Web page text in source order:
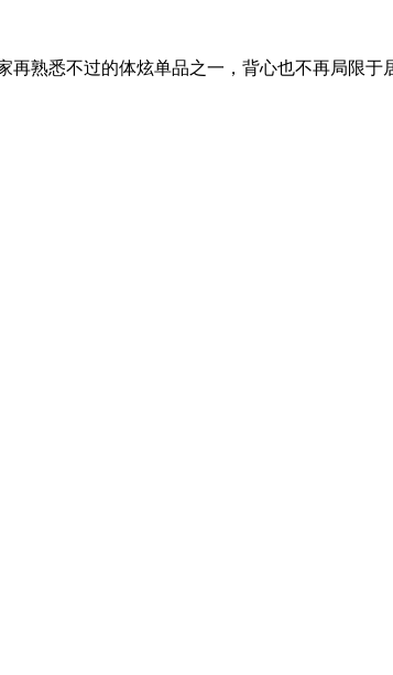
悉不过的体炫单品之一，背心也不再局限于